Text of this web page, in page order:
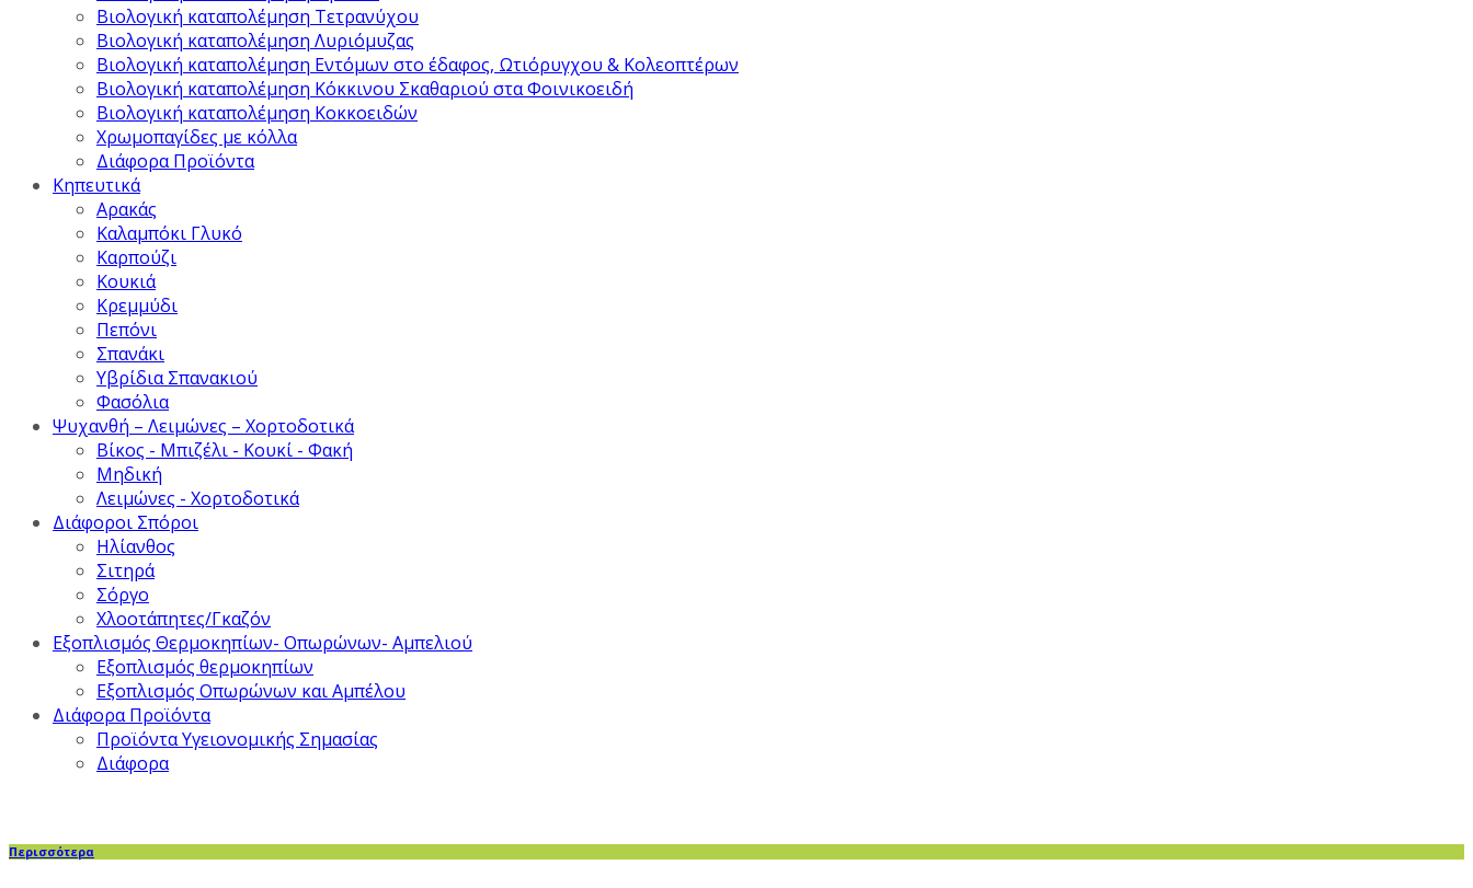
Βιολογική καταπολέμηση Τετρανύχου
Βιολογική καταπολέμηση Λυριόμυζας
Βιολογική καταπολέμηση Εντόμων στο έδαφος, Ωτιόρυγχου & Κολεοπτέρων
Βιολογική καταπολέμηση Κόκκινου Σκαθαριού στα Φοινικοειδή
Βιολογική καταπολέμηση Κοκκοειδών
Χρωμοπαγίδες με κόλλα
Διάφορα Προϊόντα
Κηπευτικά
Αρακάς
Καλαμπόκι Γλυκό
Καρπούζι
Κουκιά
Κρεμμύδι
Πεπόνι
Σπανάκι
Υβρίδια Σπανακιού
Φασόλια
Ψυχανθή – Λειμώνες – Χορτοδοτικά
Βίκος - Μπιζέλι - Κουκί - Φακή
Μηδική
Λειμώνες - Χορτοδοτικά
Διάφοροι Σπόροι
Ηλίανθος
Σιτηρά
Σόργο
Χλοοτάπητες/Γκαζόν
Εξοπλισμός Θερμοκηπίων- Οπωρώνων- Αμπελιού
Εξοπλισμός θερμοκηπίων
Εξοπλισμός Οπωρώνων και Αμπέλου
Διάφορα Προϊόντα
Προϊόντα Υγειονομικής Σημασίας
Διάφορα
Περισσότερα